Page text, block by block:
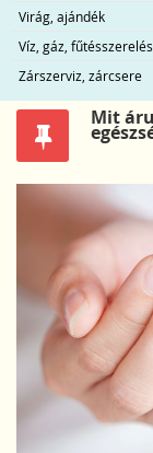
Virág, ajándék
Víz, gáz, fűtésszerelés
Zárszerviz, zárcsere
Mit